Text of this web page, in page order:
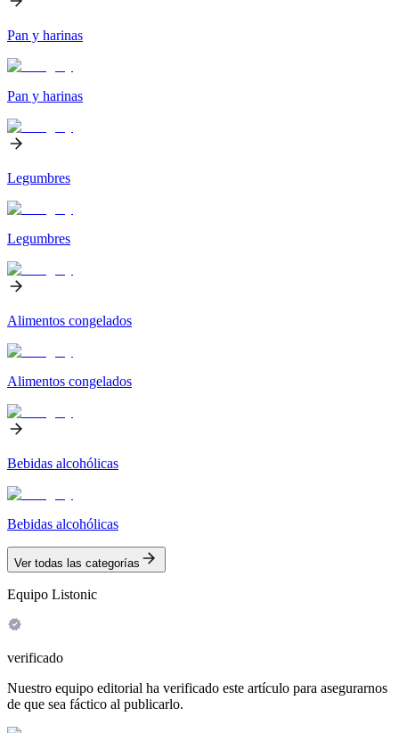
Pan y harinas
Pan y harinas
Legumbres
Legumbres
Alimentos congelados
Alimentos congelados
Bebidas alcohólicas
Bebidas alcohólicas
Ver todas las categorías
Equipo Listonic
verificado
Nuestro equipo editorial ha verificado este artículo para asegurarnos
de que sea fáctico al publicarlo.